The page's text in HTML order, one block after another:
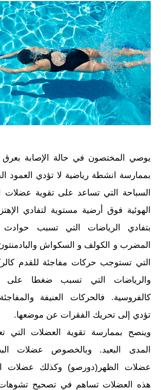
يوصي المختصون في حالة الإصابة بعرق
بممارسة انشطة رياضية لا تؤدي العمود
السباحة التي تساعد على تقوية عضلات
الهوئية فوق أرضية مستوية لتفادي
بتفادي الرياضات التي تسبب حوادث
المضرب و الكولف و السكواش
التي تستوجب حركات مفاجئة للقدم
والرياضات التي تسبب ضغطا على
كالفروسية. فالحركات العنيفة
تؤدي إلى تحريك الفقرات عن موضعها.
وينصح بممارسة تقوية العضلات التي
المدى البعيد. وبالخصوص عضلات
عضلات الظهر(دورصو) وكذلك عضلات
هذه العضلات تساهم في تصحيح تشوهات